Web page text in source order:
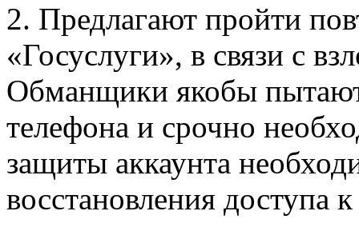
2. Предлагают пройти
«Госуслуги», в связи с
Обманщики якобы
телефона и срочно
защиты аккаунта
восстановления доступа